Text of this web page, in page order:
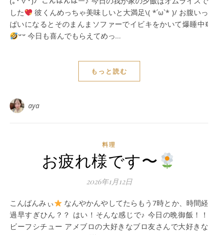
した
彼くんめっちゃ美味しいと大満足\( *´ω`* )/ お腹いっ
ぱいになるとそのまんまソファーでイビキをかいて爆睡中ꉂ
𐤔𐤔 今日も喜んでもらえてめっ…
もっと読む
aya
料理
お疲れ様です〜
2026年1月12日
こんばんみぃ
なんやかんやしてたらもう7時とか、時間経
過早すぎひん？？ はい！そんな感じで♪ 今日の晩御飯！！
ビーフシチュー アメブロの大好きなブロ友さんで大好きな